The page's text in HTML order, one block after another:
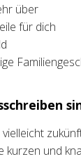
über
für dich
kurzen und